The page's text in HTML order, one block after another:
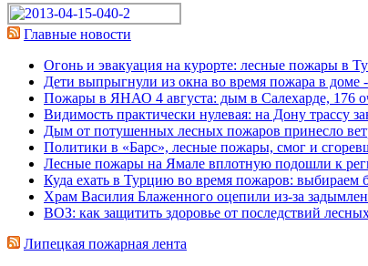
Главные новости
Огонь и эвакуация на курорте: лесные пожары в
Дети выпрыгнули из окна во время пожара в доме
Пожары в ЯНАО 4 августа: дым в Салехарде, 176
Видимость практически нулевая: на Дону трассу
Дым от потушенных лесных пожаров принесло
Политики в «Барс», лесные пожары, смог и
Лесные пожары на Ямале вплотную подошли к
Куда ехать в Турцию во время пожаров: выбираем
Храм Василия Блаженного оцепили из-за
ВОЗ: как защитить здоровье от последствий
Липецкая пожарная лента